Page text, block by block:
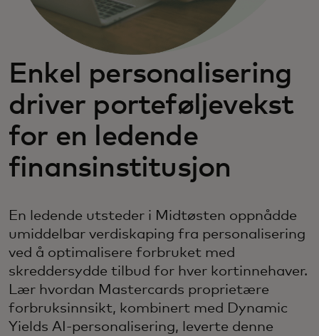
Enkel personalisering
driver porteføljevekst
for en ledende
finansinstitusjon
En ledende utsteder i Midtøsten oppnådde
umiddelbar verdiskaping fra personalisering
ved å optimalisere forbruket med
skreddersydde tilbud for hver kortinnehaver.
Lær hvordan Mastercards proprietære
forbruksinnsikt, kombinert med Dynamic
Yields AI-personalisering, leverte denne